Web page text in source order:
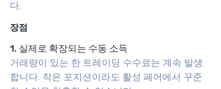
다.
장점
1. 실제로 확장되는 수동 소득
거래량이 있는 한 트레이딩 수수료는 계속 발생
합니다. 작은 포지션이라도 활성 페어에서 꾸준